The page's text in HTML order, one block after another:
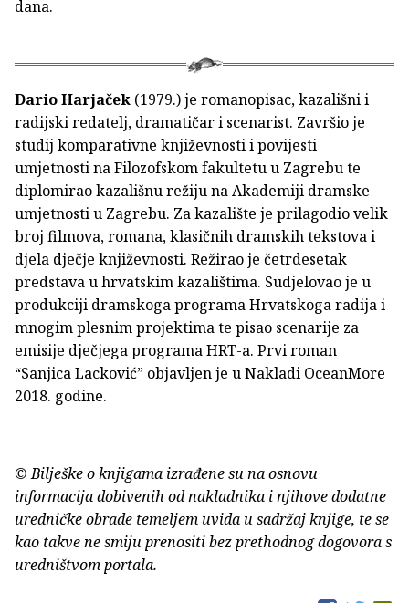
dana.
Dario Harjaček (1979.) je romanopisac, kazališni i
radijski redatelj, dramatičar i scenarist. Završio je
studij komparativne književnosti i povijesti
umjetnosti na Filozofskom fakultetu u Zagrebu te
diplomirao kazališnu režiju na Akademiji dramske
umjetnosti u Zagrebu. Za kazalište je prilagodio velik
broj filmova, romana, klasičnih dramskih tekstova i
djela dječje književnosti. Režirao je četrdesetak
predstava u hrvatskim kazalištima. Sudjelovao je u
produkciji dramskoga programa Hrvatskoga radija i
mnogim plesnim projektima te pisao scenarije za
emisije dječjega programa HRT-a. Prvi roman
“Sanjica Lacković” objavljen je u Nakladi OceanMore
2018. godine.
© Bilješke o knjigama izrađene su na osnovu
informacija dobivenih od nakladnika i njihove dodatne
uredničke obrade temeljem uvida u sadržaj knjige, te se
kao takve ne smiju prenositi bez prethodnog dogovora s
uredništvom portala.